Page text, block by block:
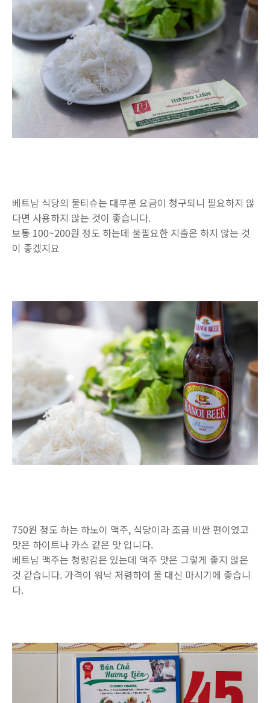
베트남 식당의 물티슈는 대부분 요금이 청구되니 필요하지 않
다면 사용하지 않는 것이 좋습니다.
보통 100~200원 정도 하는데 불필요한 지출은 하지 않는 것
이 좋겠지요
750원 정도 하는 하노이 맥주, 식당이라 조금 비싼 편이였고
맛은 하이트나 카스 같은 맛 입니다.
베트남 맥주는 청량감은 있는데 맥주 맛은 그렇게 좋지 않은
것 같습니다. 가격이 워낙 저렴하여 물 대신 마시기에 좋습니
다.